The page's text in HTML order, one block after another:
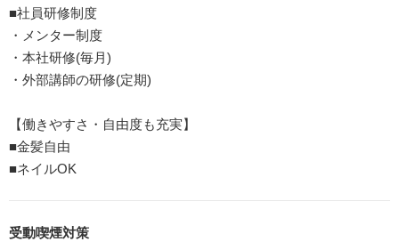
■社員研修制度
・メンター制度
・本社研修(毎月)
・外部講師の研修(定期)
【働きやすさ・自由度も充実】
■金髪自由
■ネイルOK
受動喫煙対策